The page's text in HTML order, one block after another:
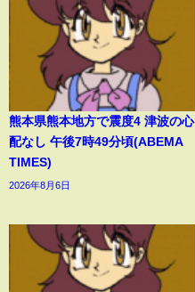
熊本県熊本地方で震度4 津波の心
配なし 午後7時49分頃(ABEMA
TIMES)
2026年8月6日